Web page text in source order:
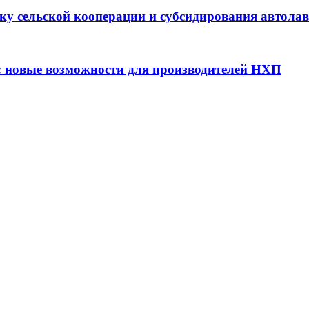
сельской кооперации и субсидирования
новые возможности для производителей НХП